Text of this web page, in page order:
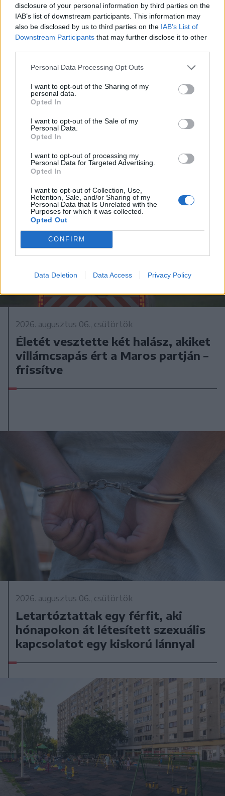
disclosure of your personal information by third parties on the
IAB’s list of downstream participants. This information may
also be disclosed by us to third parties on the IAB’s List of
Downstream Participants that may further disclose it to other
Personal Data Processing Opt Outs
I want to opt-out of the Sharing of my
personal data.
Opted In
I want to opt-out of the Sale of my
Personal Data.
Opted In
I want to opt-out of processing my
Personal Data for Targeted Advertising.
Opted In
I want to opt-out of Collection, Use,
Retention, Sale, and/or Sharing of my
Personal Data that Is Unrelated with the
Purposes for which it was collected.
Opted Out
CONFIRM
Data Deletion Data Access Privacy Policy
2026. augusztus 06., csütörtök
Tematikus medvepark készül
Szovátán
2026. augusztus 06., csütörtök
Életét vesztette két halász, akiket
villámcsapás ért a Maros partján –
frissítve
2026. augusztus 06., csütörtök
Letartóztattak egy férfit, aki
hónapokon át létesített szexuális
kapcsolatot egy kiskorú lánnyal